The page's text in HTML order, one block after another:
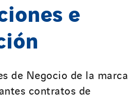
e
de Negocio de la marca
contratos de